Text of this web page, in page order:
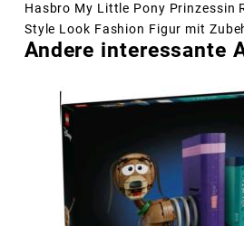
Hasbro My Little Pony Prinzessin
Style Look Fashion Figur mit
Andere interessante